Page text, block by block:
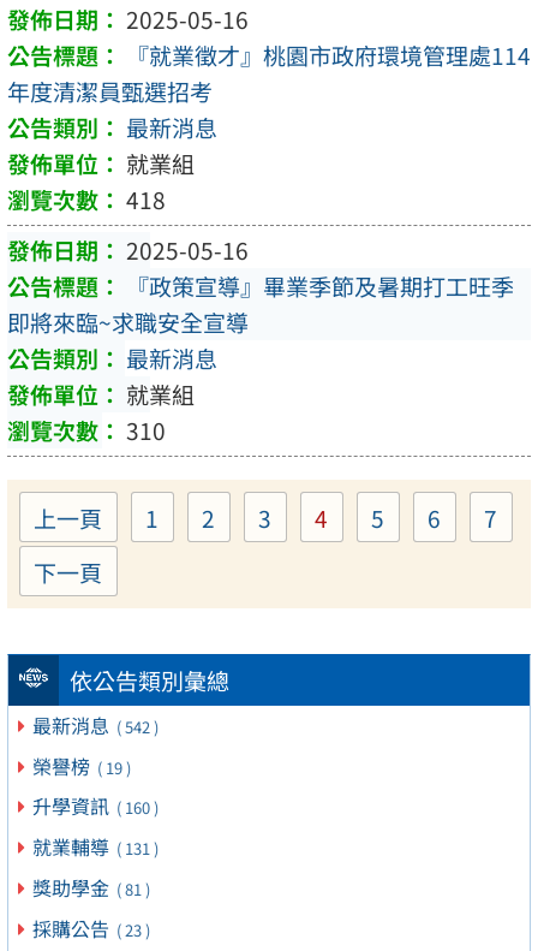
依公告類別彙總
最新消息 ( 542 )
榮譽榜 ( 19 )
升學資訊 ( 160 )
就業輔導 ( 131 )
獎助學金 ( 81 )
採購公告 ( 23 )
2025-05-16
『就業徵才』桃園市政府環境管理處114
年度清潔員甄選招考
最新消息
就業組
418
2025-05-16
『政策宣導』畢業季節及暑期打工旺季
即將來臨~求職安全宣導
最新消息
就業組
310
上一頁 Page
1 Page
2 Page
3 Page
4 Page
5 Page
6
7
下一頁